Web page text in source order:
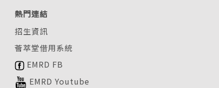
熱門連結
招生資訊
薈萃堂借用系統
EMRD FB
EMRD Youtube